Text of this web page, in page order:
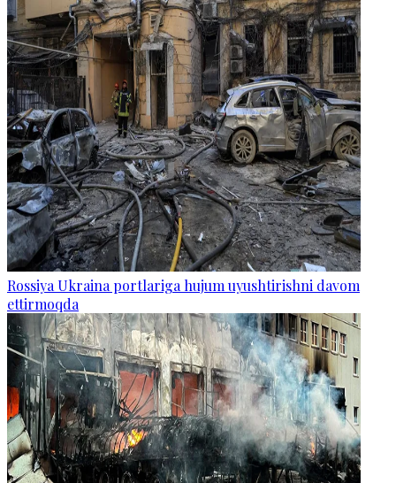
Rossiya Ukraina portlariga hujum uyushtirishni davom
ettirmoqda